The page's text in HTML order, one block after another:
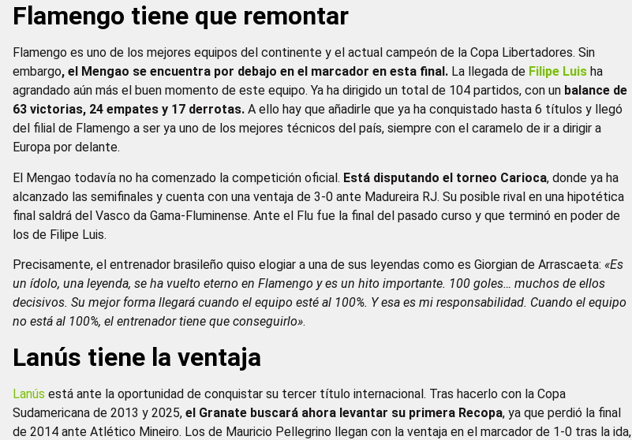
Flamengo tiene que remontar
Flamengo es uno de los mejores equipos del continente y el actual campeón de la Copa Libertadores. Sin
embargo, el Mengao se encuentra por debajo en el marcador en esta final. La llegada de Filipe Luis ha
agrandado aún más el buen momento de este equipo. Ya ha dirigido un total de 104 partidos, con un balance de
63 victorias, 24 empates y 17 derrotas. A ello hay que añadirle que ya ha conquistado hasta 6 títulos y llegó
del filial de Flamengo a ser ya uno de los mejores técnicos del país, siempre con el caramelo de ir a dirigir a
Europa por delante.
El Mengao todavía no ha comenzado la competición oficial. Está disputando el torneo Carioca, donde ya ha
alcanzado las semifinales y cuenta con una ventaja de 3-0 ante Madureira RJ. Su posible rival en una hipotética
final saldrá del Vasco da Gama-Fluminense. Ante el Flu fue la final del pasado curso y que terminó en poder de
los de Filipe Luis.
Precisamente, el entrenador brasileño quiso elogiar a una de sus leyendas como es Giorgian de Arrascaeta:«Es
un ídolo, una leyenda, se ha vuelto eterno en Flamengo y es un hito importante. 100 goles… muchos de ellos
decisivos. Su mejor forma llegará cuando el equipo esté al 100%. Y esa es mi responsabilidad. Cuando el equipo
no está al 100%, el entrenador tiene que conseguirlo».
Lanús tiene la ventaja
Lanús está ante la oportunidad de conquistar su tercer título internacional. Tras hacerlo con la Copa
Sudamericana de 2013 y 2025,el Granate buscará ahora levantar su primera Recopa, ya que perdió la final
de 2014 ante Atlético Mineiro. Los de Mauricio Pellegrino llegan con la ventaja en el marcador de 1-0 tras la ida,